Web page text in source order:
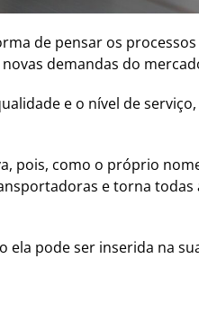
de pensar os
demandas do
e o nível de
pois, como o próprio
e torna todas
ela pode ser inserida na